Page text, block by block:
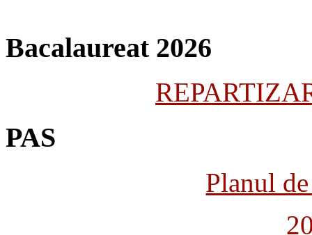
Bacalaureat 2026
PAS
Planul